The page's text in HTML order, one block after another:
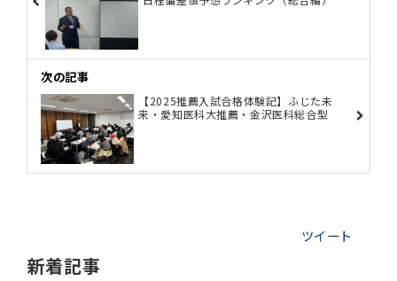
次の記事
【2025推薦入試合格体験記】ふじた未
来・愛知医科大推薦・金沢医科総合型
ツイート
新着記事